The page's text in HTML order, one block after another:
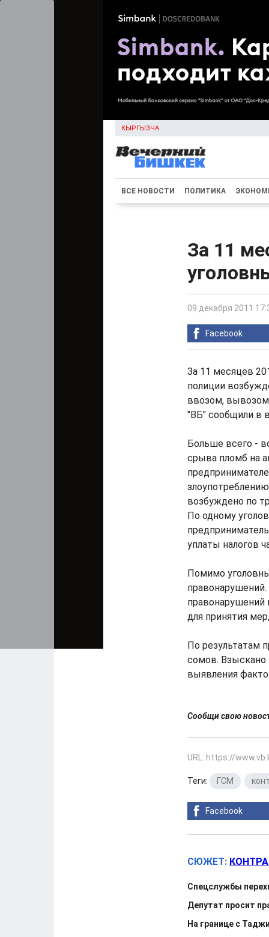
КЫРГЫЗЧА
ВСЕ НОВОСТИ ПОЛИТИКА
За 11
09 декабря 2011
Facebook
За 11 месяцев
полиции
ввозом, вывозом
"ВБ" сообщили в
Больше всего -
срыва пломб на
возбуждено по
По одному
уплаты налогов
Помимо
правонарушений
для принятия
По результатам
сомов. Взыскано
выявления
Сообщи свою
URL: https://
Теги: ГСМ
Facebook
СЮЖЕТ:
Спецслужбы
Депутат просит
На границе с